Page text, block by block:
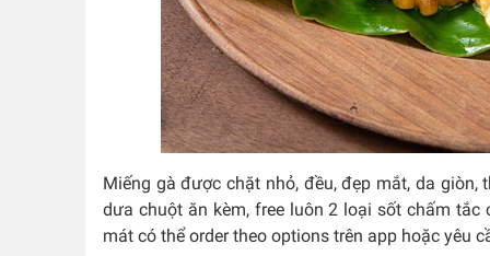
Miếng gà được chặt nhỏ, đều, đẹp mắt, da
dưa chuột ăn kèm, free luôn 2 loại sốt chấm
mát có thể order theo options trên app hoặc yêu